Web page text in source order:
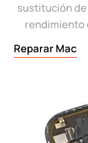
sustitución de
rendimiento
Reparar Mac